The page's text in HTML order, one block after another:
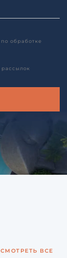
по обработке
СМОТРЕТЬ ВСЕ